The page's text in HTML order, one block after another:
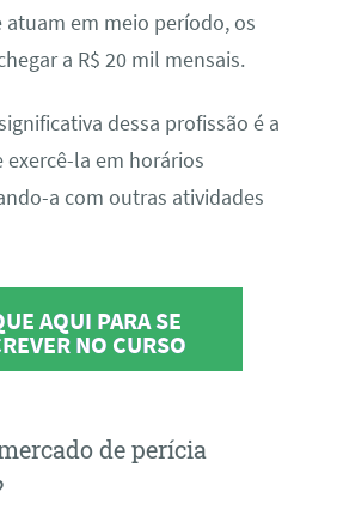
atuam em meio período, os
a R$ 20 mil mensais.
dessa profissão é a
la em horários
a com outras atividades
AQUI PARA SE
NO CURSO
de perícia